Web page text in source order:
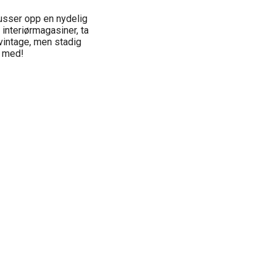
opp en nydelig
ta
men stadig